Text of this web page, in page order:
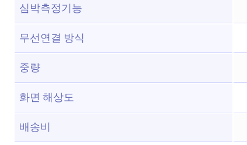
심박측정기능
무선연결 방식
중량
화면 해상도
배송비